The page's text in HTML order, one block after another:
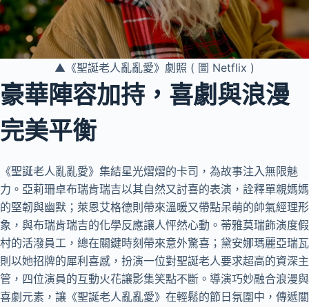
▲《聖誕老人亂亂愛》劇照 ( 圖 Netflix )
豪華陣容加持，喜劇與浪漫
完美平衡
《聖誕老人亂亂愛》集結星光熠熠的卡司，為故事注入無限魅
力。亞莉珊卓布瑞肯瑞吉以其自然又討喜的表演，詮釋單親媽媽
的堅韌與幽默；萊恩艾格德則帶來溫暖又帶點呆萌的帥氣經理形
象，與布瑞肯瑞吉的化學反應讓人怦然心動。蒂雅莫瑞飾演度假
村的活潑員工，總在關鍵時刻帶來意外驚喜；黛安娜瑪麗亞瑞瓦
則以她招牌的犀利喜感，扮演一位對聖誕老人要求超高的資深主
管，四位演員的互動火花讓影集笑點不斷。導演巧妙融合浪漫與
喜劇元素，讓《聖誕老人亂亂愛》在輕鬆的節日氛圍中，傳遞關